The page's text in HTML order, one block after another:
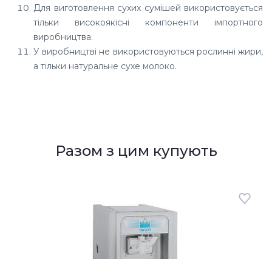
Для виготовлення сухих сумішей використовується
тільки високоякісні компоненти імпортного
виробництва.
У виробництві не використовуються рослинні жири,
а тільки натуральне сухе молоко.
Разом з цим купують